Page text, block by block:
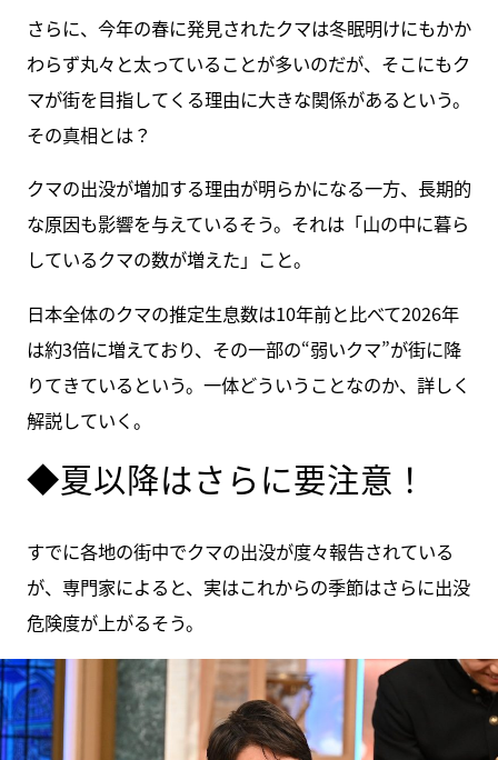
さらに、今年の春に発見されたクマは冬眠明けにもかか
わらず丸々と太っていることが多いのだが、そこにもク
マが街を目指してくる理由に大きな関係があるという。
その真相とは？
クマの出没が増加する理由が明らかになる一方、長期的
な原因も影響を与えているそう。それは「山の中に暮ら
しているクマの数が増えた」こと。
日本全体のクマの推定生息数は10年前と比べて2026年
は約3倍に増えており、その一部の“弱いクマ”が街に降
りてきているという。一体どういうことなのか、詳しく
解説していく。
◆夏以降はさらに要注意！
すでに各地の街中でクマの出没が度々報告されている
が、専門家によると、実はこれからの季節はさらに出没
危険度が上がるそう。